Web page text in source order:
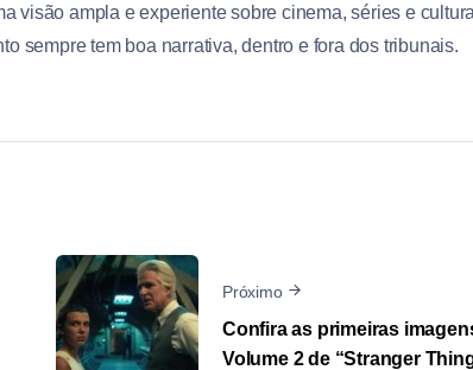
visão ampla e experiente sobre cinema, séries e
sempre tem boa narrativa, dentro e fora dos tribunais.
Próximo
Confira as primeiras
Volume 2 de “Stranger